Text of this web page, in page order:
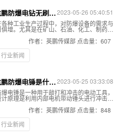
防爆电钻无刷电
螺丝刀大功率手枪
冲击一机多用手电
工具
2023-05-26 05:40:51
各种工业生产过程中，对防爆设备的需求与
俱增。尤其是在矿山、石油、化工、制药等
所，由于生产环境存在易燃易爆的气体或粉
尘，设备的运行安全显得尤为重要。在这些特
环境中作业时，工作人员需要使用专门的防
爆工具，以降低潜在的安全风险。防爆冲击钻
就是为满足这些需求而设计的一种钻孔设备。
作者：英鹏传媒部 点击量：607
行业新闻
防爆电锤是什
？来看看吧！
2023-05-25 03:33:08
爆电锤是一种用于敲打和冲击的电动工具，
计原理是利用内部电机带动锤头进行冲击，
而达到敲打的目的。防爆电锤可在危险的环
境下安全使用，不会产生电火花或高温，从而
免爆炸或火灾的风险。此外，防爆电锤还具
有高效率、高冲击力、长寿命等特点，可以广
泛应用于各种建筑、维修和安装工作中。让我
一起了解防爆电锤吧
作者：英鹏传媒部 点击量：848
行业新闻